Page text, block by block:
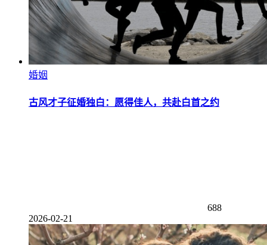
婚姻
古风才子征婚独白：愿得佳人，共赴白首之约
688
2026-02-21